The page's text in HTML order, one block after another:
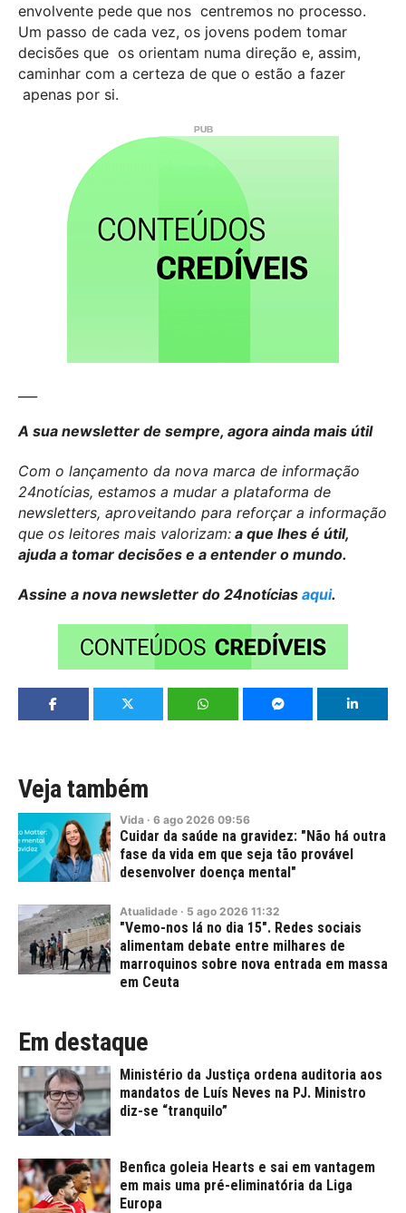
envolvente pede que nos centremos no processo.
Um passo de cada vez, os jovens podem tomar
decisões que os orientam numa direção e, assim,
caminhar com a certeza de que o estão a fazer
apenas por si.
A sua newsletter de sempre, agora ainda mais útil
Com o lançamento da nova marca de informação
24notícias, estamos a mudar a plataforma de
newsletters, aproveitando para reforçar a informação
que os leitores mais valorizam: a que lhes é útil,
ajuda a tomar decisões e a entender o mundo.
Assine a nova newsletter do 24notícias aqui.
Veja também
Vida · 6 ago 2026 09:56
Cuidar da saúde na gravidez: "Não há outra
fase da vida em que seja tão provável
desenvolver doença mental"
Atualidade · 5 ago 2026 11:32
"Vemo-nos lá no dia 15". Redes sociais
alimentam debate entre milhares de
marroquinos sobre nova entrada em massa
em Ceuta
Em destaque
Ministério da Justiça ordena auditoria aos
mandatos de Luís Neves na PJ. Ministro
diz-se “tranquilo”
Benfica goleia Hearts e sai em vantagem
em mais uma pré-eliminatória da Liga
Europa